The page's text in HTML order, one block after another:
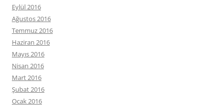
Eylül 2016
Ağustos 2016
Temmuz 2016
Haziran 2016
Mayıs 2016
Nisan 2016
Mart 2016
Şubat 2016
Ocak 2016